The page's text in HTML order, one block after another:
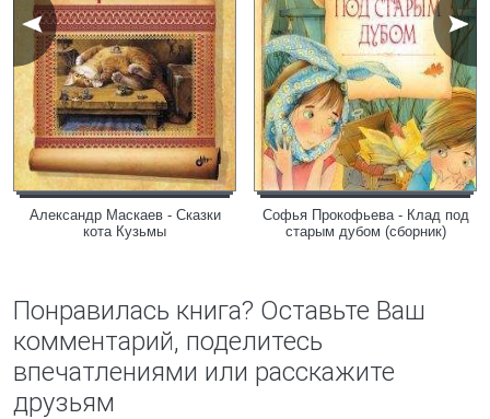
Александр Маскаев - Сказки
кота Кузьмы
Софья Прокофьева - Клад под
старым дубом (сборник)
Понравилась книга? Оставьте Ваш
комментарий, поделитесь
впечатлениями или расскажите
друзьям